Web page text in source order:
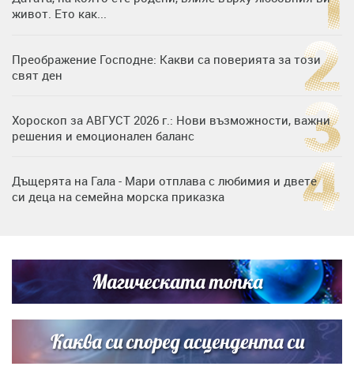
живот. Ето как...
Преображение Господне: Какви са поверията за този
свят ден
Хороскоп за АВГУСТ 2026 г.: Нови възможности, важни
решения и емоционален баланс
Дъщерята на Гала - Мари отплава с любимия и двете
си деца на семейна морска приказка
Димов издадоха своето любимо място
Дъщерята на Тодор Батков вдигна сватба, Стоичков и
Братя Аргирови я изненадаха с песен
Магическата топка
Каква си според асцендента си